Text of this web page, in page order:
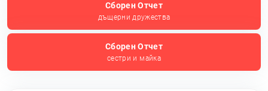
Сборен Отчет
дъщерни дружества
Сборен Отчет
сестри и майка